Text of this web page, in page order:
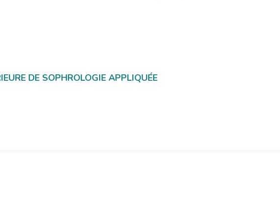
DE SOPHROLOGIE APPLIQUÉE